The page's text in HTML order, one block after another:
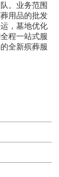
。业务范围
用品的批发
，墓地优化
程一站式服
全新殡葬服